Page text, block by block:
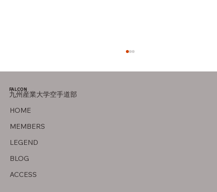
HOME
MEMBERS
LEGEND
BLOG
ACCESS
FALCON
九州産業大学空手道部